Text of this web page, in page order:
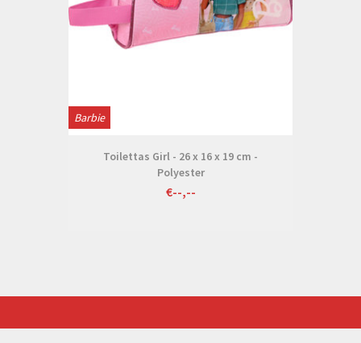
Barbie
Toilettas Girl - 26 x 16 x 19 cm -
Polyester
€--,--